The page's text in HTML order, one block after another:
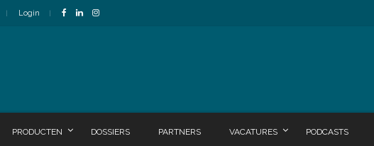
Login
PRODUCTEN DOSSIERS PARTNERS VACATURES PODCASTS